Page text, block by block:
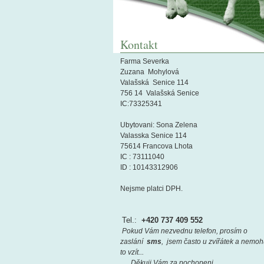
Kontakt
Farma Severka
Zuzana Mohylová
Valašská Senice 114
756 14 Valašská Senice
IC:73325341
Ubytovani: Sona Zelena
Valasska Senice 114
75614 Francova Lhota
IC : 73111040
ID : 10143312906
Nejsme platci DPH.
Tel.: +420 737 409 552
Pokud Vám nezvednu telefon, prosím o
zaslání sms, jsem často u zvířátek a
to vzít...